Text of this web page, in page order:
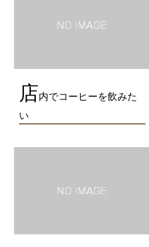
店内でコーヒーを飲みた
い